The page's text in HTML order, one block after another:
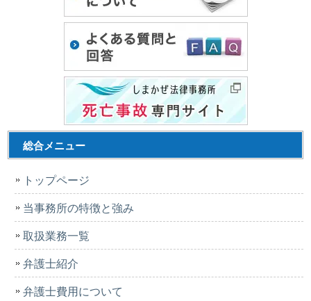
総合メニュー
トップページ
当事務所の特徴と強み
取扱業務一覧
弁護士紹介
弁護士費用について